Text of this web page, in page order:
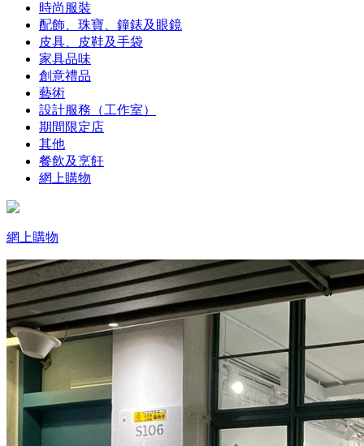
時尚服裝
配飾、珠寶、鐘錶及眼鏡
皮具、皮鞋及手袋
家具品味
創意禮品
藝術
設計服務（工作室）
期間限定店
其他
餐飲及烹飪
網上購物
網上購物